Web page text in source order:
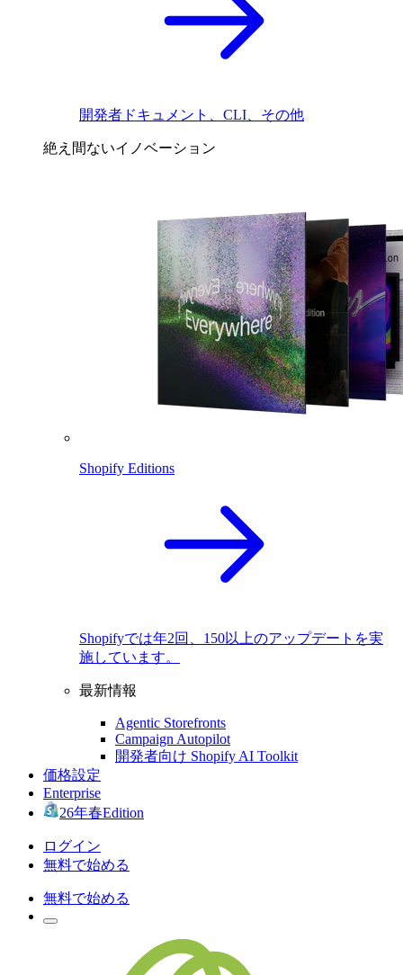
開発者ドキュメント、CLI、その他
絶え間ないイノベーション
Shopify Editions
Shopifyでは年2回、150以上のアップデートを実
施しています。
最新情報
Agentic Storefronts
Campaign Autopilot
開発者向け Shopify AI Toolkit
価格設定
Enterprise
26年春Edition
ログイン
無料で始める
無料で始める